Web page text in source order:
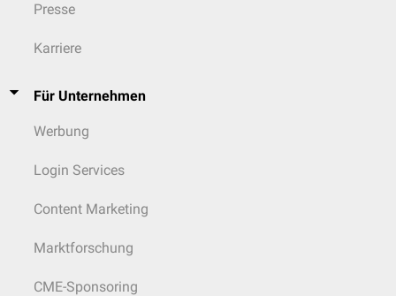
Presse
Karriere
Für Unternehmen
Werbung
Login Services
Content Marketing
Marktforschung
CME-Sponsoring